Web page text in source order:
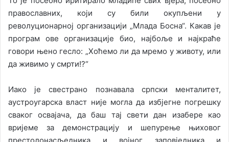
православних, који су били окупљени у
револуционарној организацији „Млада Босна“. Какав је
програм ове организације био, најбоље и најкраће
говори њено гесло: „Хоћемо ли да мремо у животу, или
да живимо у смрти!?“
Иако је свестрано познавала српски менталитет,
аустроугарска власт није могла да избјегне погрешку
сваког освајача, да баш тај свети дан изабере као
вријеме за демонстрацију и шепурење њиховог
престолонасљедника и војног заповједника и